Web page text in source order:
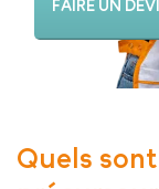
FAIRE UN
Quels